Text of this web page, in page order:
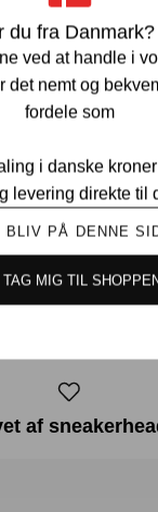
du fra Danmark?
ved at handle i
det nemt og
fordele som
i danske
levering direkte til
BLIV PÅ DENNE
MIG TIL
KONTAKT OS
i Danmark
af